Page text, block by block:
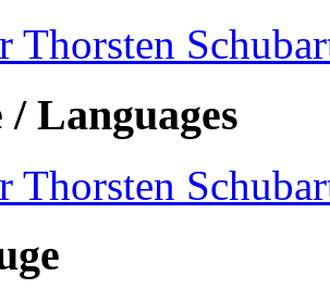
Thorsten
/ Languages
Thorsten